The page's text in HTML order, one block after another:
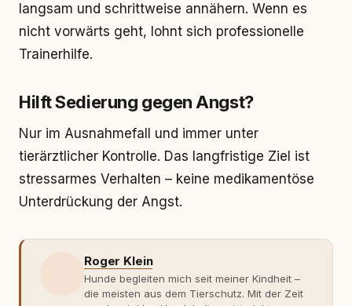
langsam und schrittweise annähern. Wenn es
nicht vorwärts geht, lohnt sich professionelle
Trainerhilfe.
Hilft Sedierung gegen Angst?
Nur im Ausnahmefall und immer unter
tierärztlicher Kontrolle. Das langfristige Ziel ist
stressarmes Verhalten – keine medikamentöse
Unterdrückung der Angst.
Roger Klein
Hunde begleiten mich seit meiner Kindheit –
die meisten aus dem Tierschutz. Mit der Zeit